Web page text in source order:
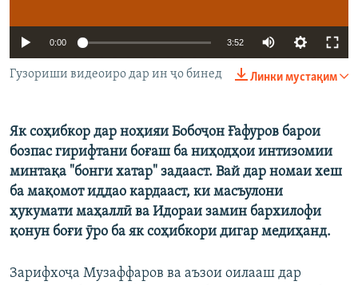
Auto 240p 360p 480p
720p 1080p
0:00 3:52
480p
720p
1080p
Линки мустақим
Гузориши видеоиро дар ин ҷо бинед
Як соҳибкор дар ноҳияи Бобоҷон Ғафуров барои
бозпас гирифтани боғаш ба ниҳодҳои интизомии
минтақа "бонги хатар" задааст. Вай дар номаи хеш
ба мақомот иддао кардааст, ки масъулони
ҳукумати маҳаллӣ ва Идораи замин бархилофи
қонун боғи ӯро ба як соҳибкори дигар медиҳанд.
Зарифхоҷа Музаффаров ва аъзои оилааш дар